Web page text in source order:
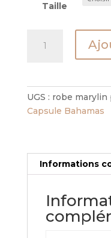
Taille
UGS : robe marylin
Capsule Bahamas
Informations